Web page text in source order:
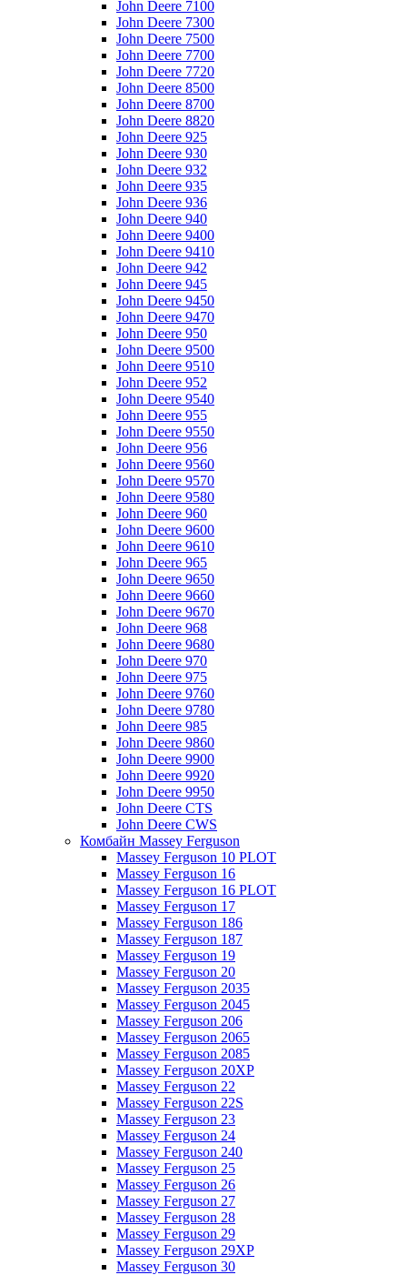
John Deere 7100
John Deere 7300
John Deere 7500
John Deere 7700
John Deere 7720
John Deere 8500
John Deere 8700
John Deere 8820
John Deere 925
John Deere 930
John Deere 932
John Deere 935
John Deere 936
John Deere 940
John Deere 9400
John Deere 9410
John Deere 942
John Deere 945
John Deere 9450
John Deere 9470
John Deere 950
John Deere 9500
John Deere 9510
John Deere 952
John Deere 9540
John Deere 955
John Deere 9550
John Deere 956
John Deere 9560
John Deere 9570
John Deere 9580
John Deere 960
John Deere 9600
John Deere 9610
John Deere 965
John Deere 9650
John Deere 9660
John Deere 9670
John Deere 968
John Deere 9680
John Deere 970
John Deere 975
John Deere 9760
John Deere 9780
John Deere 985
John Deere 9860
John Deere 9900
John Deere 9920
John Deere 9950
John Deere CTS
John Deere CWS
Комбайн Massey Ferguson
Massey Ferguson 10 PLOT
Massey Ferguson 16
Massey Ferguson 16 PLOT
Massey Ferguson 17
Massey Ferguson 186
Massey Ferguson 187
Massey Ferguson 19
Massey Ferguson 20
Massey Ferguson 2035
Massey Ferguson 2045
Massey Ferguson 206
Massey Ferguson 2065
Massey Ferguson 2085
Massey Ferguson 20XP
Massey Ferguson 22
Massey Ferguson 22S
Massey Ferguson 23
Massey Ferguson 24
Massey Ferguson 240
Massey Ferguson 25
Massey Ferguson 26
Massey Ferguson 27
Massey Ferguson 28
Massey Ferguson 29
Massey Ferguson 29XP
Massey Ferguson 30